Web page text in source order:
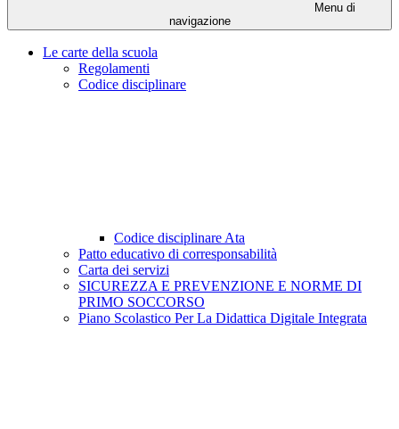
Menu di
navigazione
Le carte della scuola
Regolamenti
Codice disciplinare
Codice disciplinare Ata
Patto educativo di corresponsabilità
Carta dei servizi
SICUREZZA E PREVENZIONE E NORME DI
PRIMO SOCCORSO
Piano Scolastico Per La Didattica Digitale Integrata